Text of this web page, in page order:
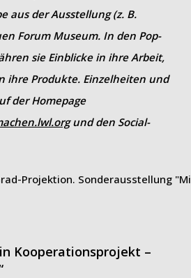
aus der Ausstellung (z. B.
Forum Museum. In den Pop-
sie Einblicke in ihre Arbeit,
ihre Produkte. Einzelheiten und
der Homepage
und den Social-
Kooperationsprojekt –